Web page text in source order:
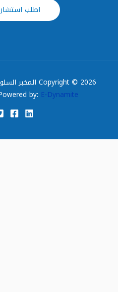
اطلب استشارة
Copyright © 2026 المخبر السلوكي | The Behavioral Lab
Powered by:E-Dynamite
|